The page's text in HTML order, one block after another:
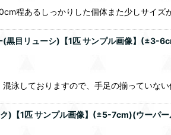
程あるしっかりした個体また少しサイズ
(黒目リューシ)【1匹 サンプル画像】(±3-
泳しておりますので、手足の揃っていな
ク)【1匹 サンプル画像】(±5-7cm)(ウーパ